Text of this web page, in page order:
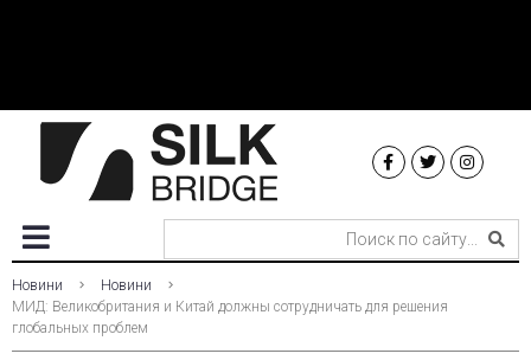
Новини
Новини
МИД: Великобритания и Китай должны сотрудничать для решения
глобальных проблем